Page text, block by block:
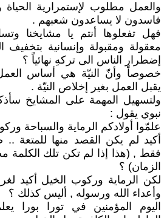
والعمل مطلوب لإستمرارية
فاسدون لا يساعدون شعبهم .
فهل تفعلوها أنتم يا مشايخنا
معقولة ومقبولة وإنسانية
إضطرار الناس الى تركهِ نهائياً ؟
خصوصاً وأنّ النيّة هي أساس
يقبل العمل بغير إخلاص النيّة .
ولتسهيل المهمة على المشايخ
نبوي يقول :
علمّوا أولادكم الرماية والسباحة
أكيد لم يكن القصد منها للمتعة
فقط , (هذا إذا لم تكن تلك الكلمة
الزمان) ؟
لكن الرماية وركوب الخيل أكيد
وأعداء الله ورسوله , أليس كذلك ؟
اليوم المؤمنين في تورا بورا